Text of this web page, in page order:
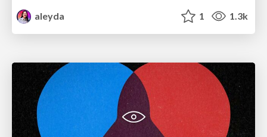
aleyda
1 1.3k